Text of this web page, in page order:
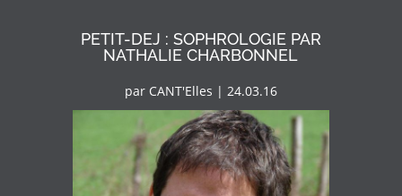
PETIT-DEJ : SOPHROLOGIE PAR
NATHALIE CHARBONNEL
par CANT'Elles | 24.03.16